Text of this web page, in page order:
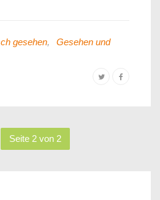
gesehen,
Gesehen und
Seite 2 von 2